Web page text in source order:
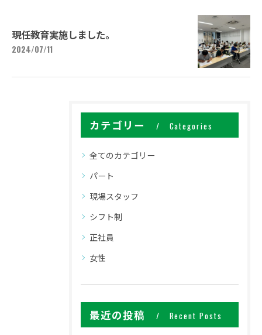
現任教育実施しました。
2024/07/11
カテゴリー Categories
全てのカテゴリー
パート
現場スタッフ
シフト制
正社員
女性
最近の投稿 Recent Posts